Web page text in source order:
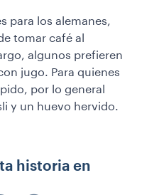
para los alemanes,
tomar café al
algunos prefieren
jugo. Para quienes
por lo general
y un huevo hervido.
historia en